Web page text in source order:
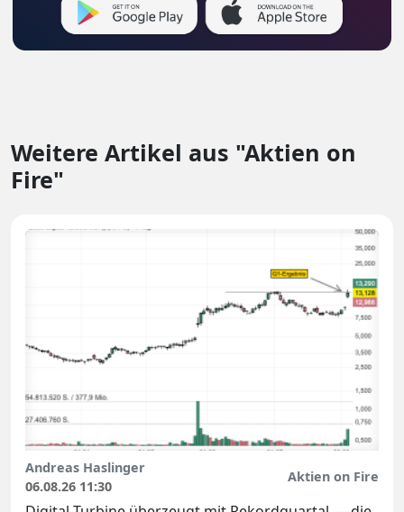
Weitere Artikel aus "Aktien on
Fire"
Andreas Haslinger
06.08.26 11:30
Aktien on Fire